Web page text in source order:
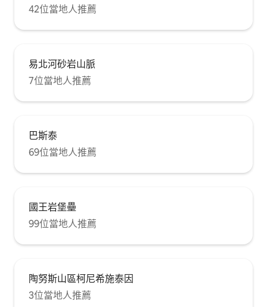
42位當地人推薦
易北河砂岩山脈
7位當地人推薦
巴斯泰
69位當地人推薦
國王岩堡壘
99位當地人推薦
陶努斯山區柯尼希施泰因
3位當地人推薦